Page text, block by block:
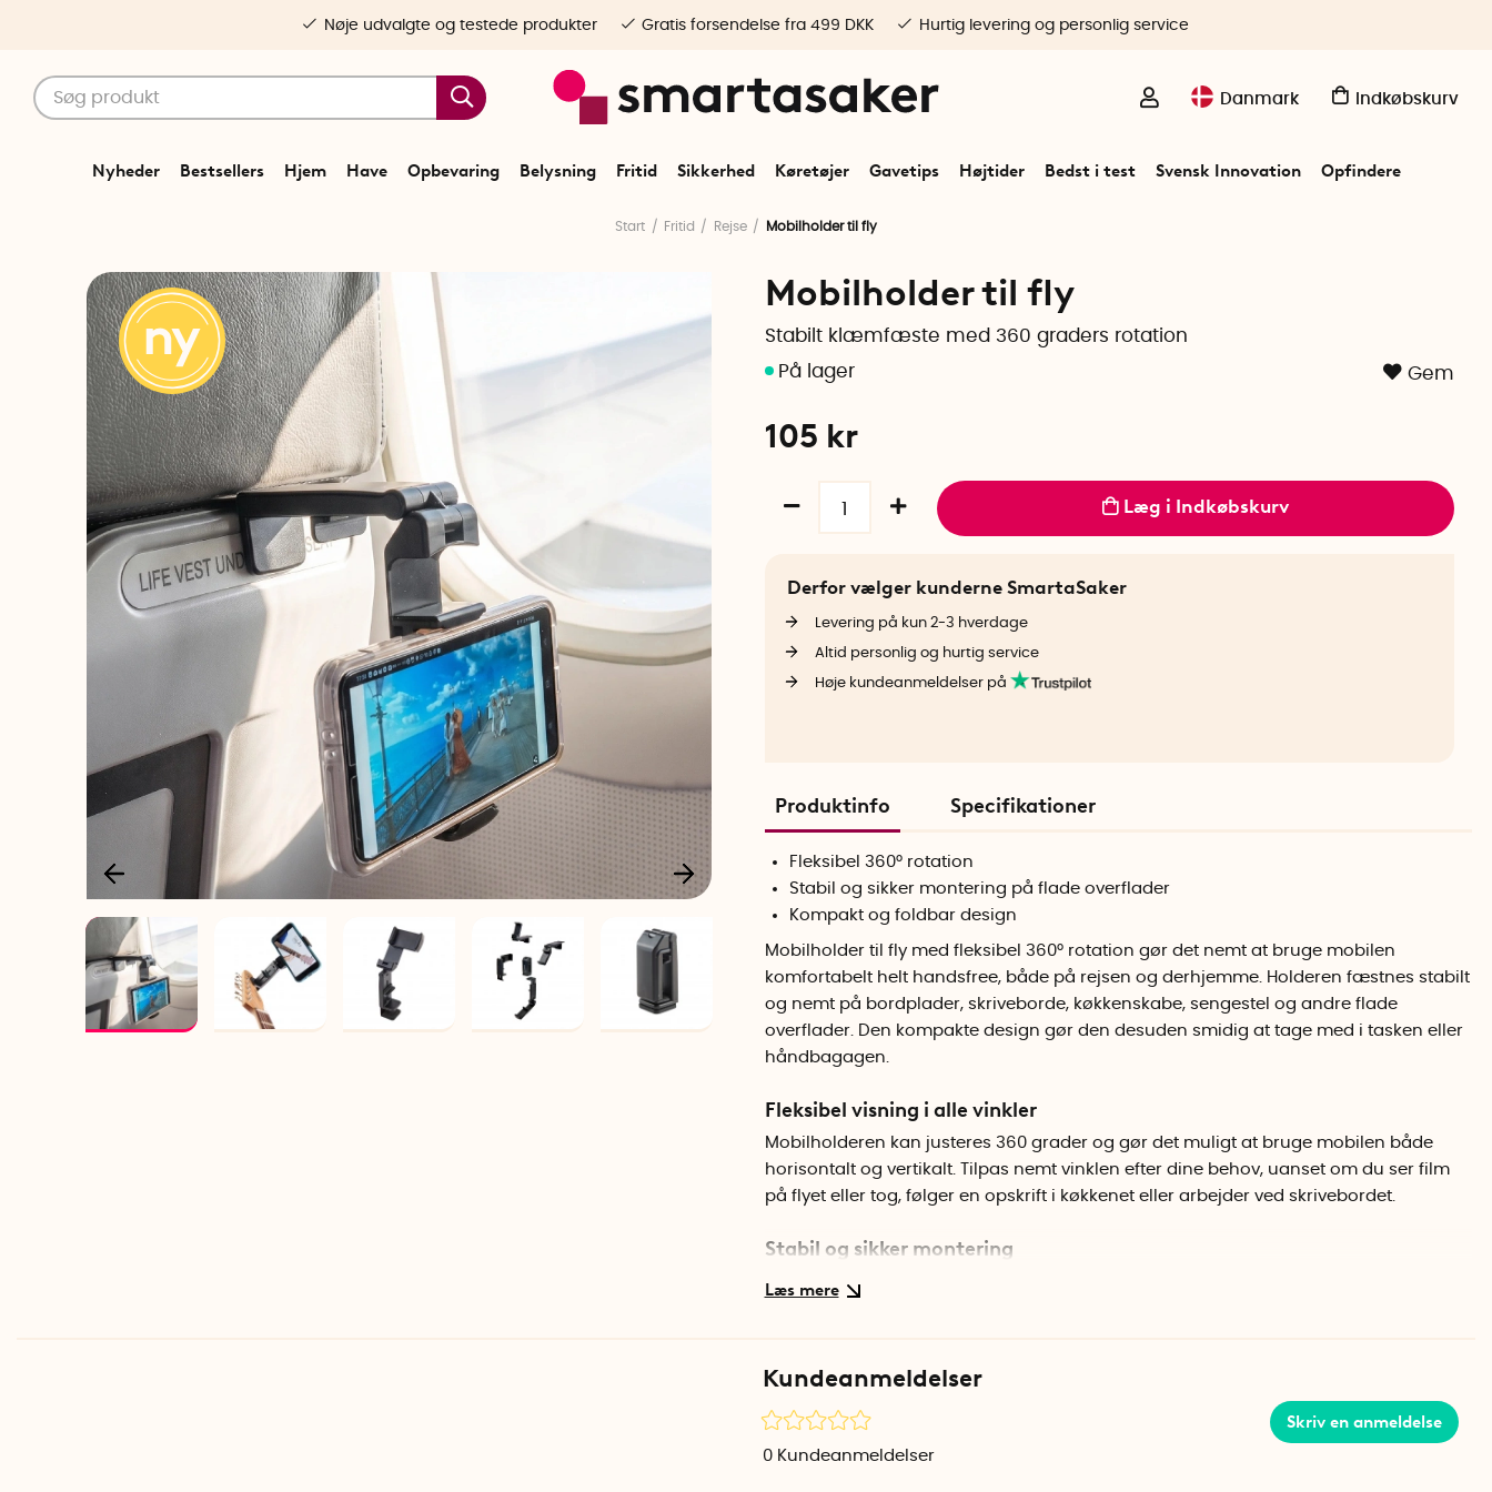
Danmark Indkøbskurv
Nyheder Bestsellers Hjem Have Opbevaring Belysning Fritid Sikkerhed Køretøjer Gavetips Højtider Bedst i test Svensk Innovation Opfindere
Nøje udvalgte og testede produkter Gratis forsendelse fra 499 DKK Hurtig levering og personlig service
Start Fritid Rejse Mobilholder til fly
Mobilholder til fly
Stabilt klæmfæste med 360 graders rotation
Gem
105 kr
Læg i Indkøbskurv
Derfor vælger kunderne SmartaSaker
Levering på kun 2-3 hverdage
Altid personlig og hurtig service
Høje kundeanmeldelser på
Produktinfo Specifikationer
Fleksibel 360° rotation
Stabil og sikker montering på flade overflader
Kompakt og foldbar design
Mobilholder til fly med fleksibel 360° rotation gør det nemt at bruge mobilen
komfortabelt helt handsfree, både på rejsen og derhjemme. Holderen fæstnes stabilt
og nemt på bordplader, skriveborde, køkkenskabe, sengestel og andre flade
overflader. Den kompakte design gør den desuden smidig at tage med i tasken eller
håndbagagen.
Fleksibel visning i alle vinkler
Mobilholderen kan justeres 360 grader og gør det muligt at bruge mobilen både
horisontalt og vertikalt. Tilpas nemt vinklen efter dine behov, uanset om du ser film
på flyet eller tog, følger en opskrift i køkkenet eller arbejder ved skrivebordet.
Stabil og sikker montering
Den fjederbelastede klemme giver et solidt greb og passer bordplader og
Kompakt og foldbar
Mobilholderen kan nemt foldes sammen, når den ikke er i brug, hvilket gør den
Kundeanmeldelser
Skriv en anmeldelse
0 Kundeanmeldelser